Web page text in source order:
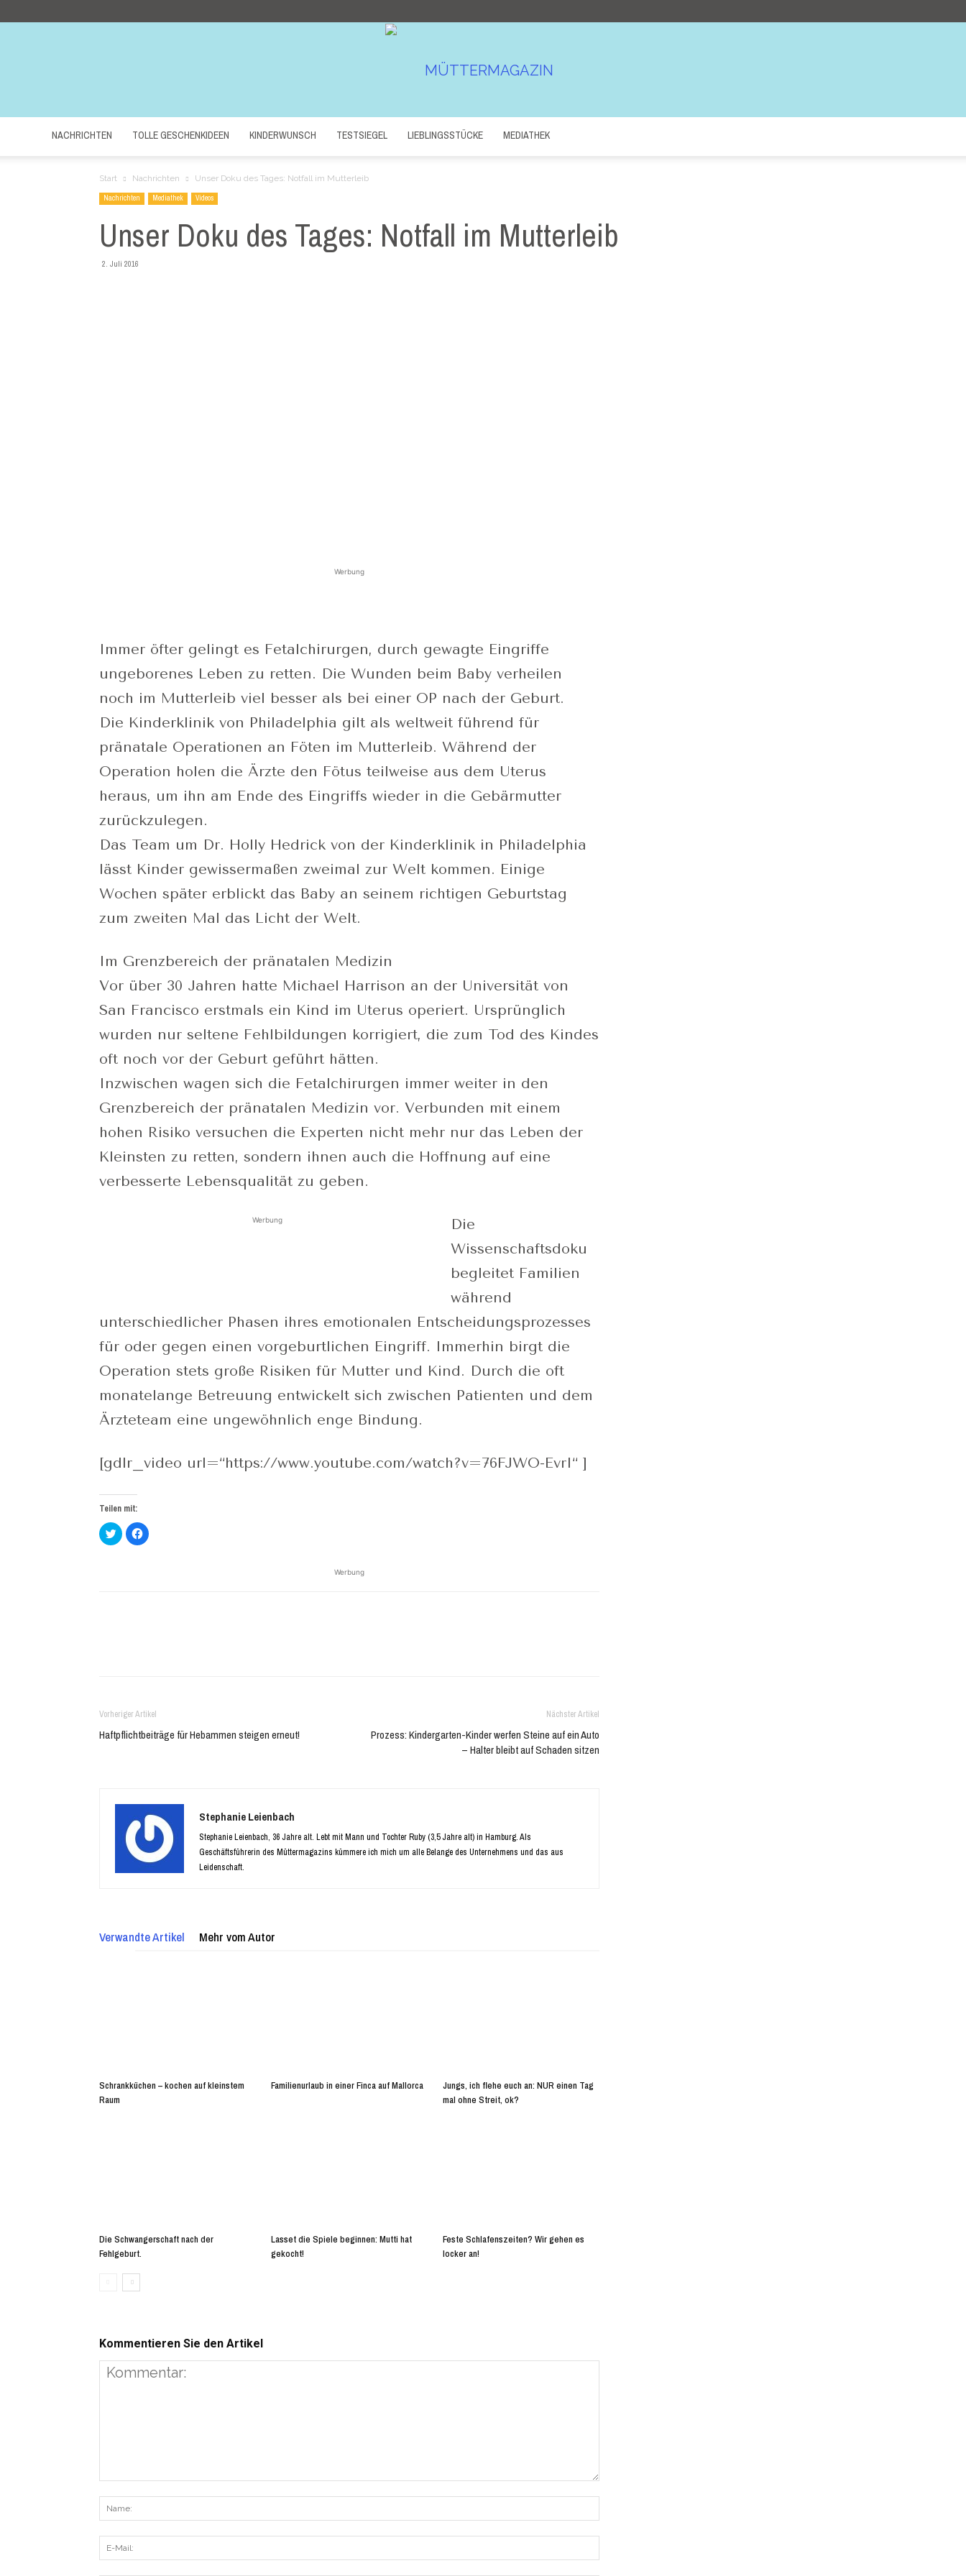
NACHRICHTEN TOLLE GESCHENKIDEEN KINDERWUNSCH TESTSIEGEL LIEBLINGSSTÜCKE MEDIATHEK
Start Nachrichten Unser Doku des Tages: Notfall im Mutterleib
Nachrichten Mediathek Videos
Unser Doku des Tages: Notfall im Mutterleib
2. Juli 2016
Werbung
Immer öfter gelingt es Fetalchirurgen, durch gewagte Eingriffe
ungeborenes Leben zu retten. Die Wunden beim Baby verheilen
noch im Mutterleib viel besser als bei einer OP nach der Geburt.
Die Kinderklinik von Philadelphia gilt als weltweit führend für
pränatale Operationen an Föten im Mutterleib. Während der
Operation holen die Ärzte den Fötus teilweise aus dem Uterus
heraus, um ihn am Ende des Eingriffs wieder in die Gebärmutter
zurückzulegen.
Das Team um Dr. Holly Hedrick von der Kinderklinik in Philadelphia
lässt Kinder gewissermaßen zweimal zur Welt kommen. Einige
Wochen später erblickt das Baby an seinem richtigen Geburtstag
zum zweiten Mal das Licht der Welt.
Im Grenzbereich der pränatalen Medizin
Vor über 30 Jahren hatte Michael Harrison an der Universität von
San Francisco erstmals ein Kind im Uterus operiert. Ursprünglich
wurden nur seltene Fehlbildungen korrigiert, die zum Tod des Kindes
oft noch vor der Geburt geführt hätten.
Inzwischen wagen sich die Fetalchirurgen immer weiter in den
Grenzbereich der pränatalen Medizin vor. Verbunden mit einem
hohen Risiko versuchen die Experten nicht mehr nur das Leben der
Kleinsten zu retten, sondern ihnen auch die Hoffnung auf eine
verbesserte Lebensqualität zu geben.
Werbung
Die
Wissenschaftsdoku
begleitet Familien
während
unterschiedlicher Phasen ihres emotionalen Entscheidungsprozesses
für oder gegen einen vorgeburtlichen Eingriff. Immerhin birgt die
Operation stets große Risiken für Mutter und Kind. Durch die oft
monatelange Betreuung entwickelt sich zwischen Patienten und dem
Ärzteteam eine ungewöhnlich enge Bindung.
[gdlr_video url=“https://www.youtube.com/watch?v=76FJWO-EvrI“ ]
Teilen mit:
Klick,
um
über
Klick,
um
Werbung
Vorheriger Artikel
Haftpflichtbeiträge für Hebammen steigen erneut!
Nächster Artikel
Prozess: Kindergarten-Kinder werfen Steine auf ein Auto
– Halter bleibt auf Schaden sitzen
Stephanie Leienbach
Stephanie Leienbach, 36 Jahre alt. Lebt mit Mann und Tochter Ruby (3,5 Jahre alt) in Hamburg. Als
Geschäftsführerin des Müttermagazins kümmere ich mich um alle Belange des Unternehmens und das aus
Leidenschaft.
Verwandte Artikel Mehr vom Autor
Schrankküchen – kochen auf kleinstem
Raum
Familienurlaub in einer Finca auf Mallorca
Jungs, ich flehe euch an: NUR einen Tag
mal ohne Streit, ok?
Die Schwangerschaft nach der
Fehlgeburt.
Lasset die Spiele beginnen: Mutti hat
gekocht!
Feste Schlafenszeiten? Wir gehen es
locker an!
Kommentieren Sie den Artikel